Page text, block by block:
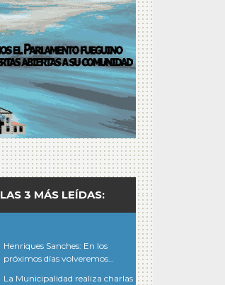
LAS 3 MÁS LEÍDAS:
Henriques Sanches: En los
próximos días volveremos…
La Municipalidad realiza charlas